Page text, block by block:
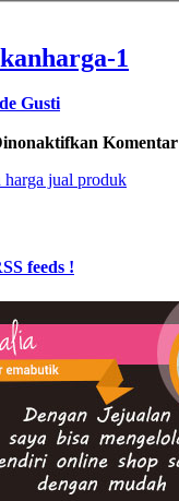
1
Gusti
pada
1
Komentar
feeds !